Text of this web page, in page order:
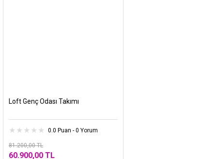
Loft Genç Odası Takımı
0.0 Puan - 0 Yorum
81.200,00 TL
60.900,00 TL